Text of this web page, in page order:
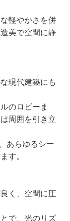
軽やかさを併
美で空間に静
現代建築にも
のロビーま
周囲を引き立
あらゆるシー
す。
く、空間に圧
で、光のリズ